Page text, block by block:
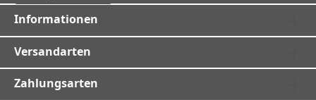
Informationen
Versandarten
Zahlungsarten